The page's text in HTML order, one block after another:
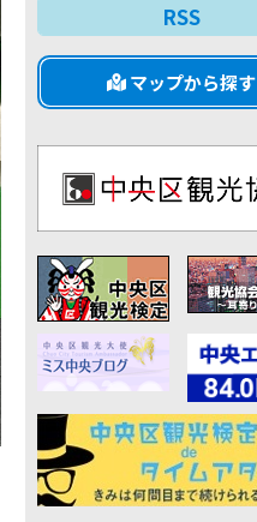
RSS
マップから探す